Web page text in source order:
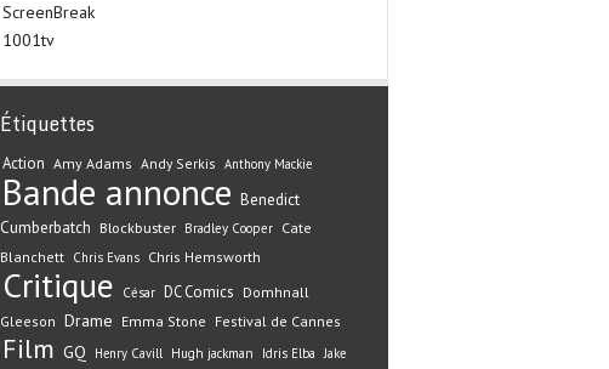
ScreenBreak
1001tv
Étiquettes
Action Amy Adams Andy Serkis Anthony Mackie
Bande annonce Benedict
Cumberbatch Blockbuster Bradley Cooper Cate
Blanchett Chris Evans Chris Hemsworth
Critique César DC Comics Domhnall
Gleeson Drame Emma Stone Festival de Cannes
Film GQ Henry Cavill Hugh jackman Idris Elba Jake